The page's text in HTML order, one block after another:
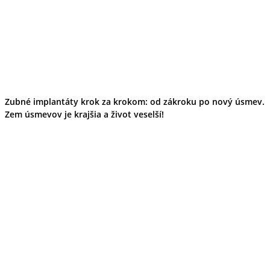
Zubné implantáty krok za krokom: od zákroku po nový úsmev.
Zem úsmevov je krajšia a život veselší!